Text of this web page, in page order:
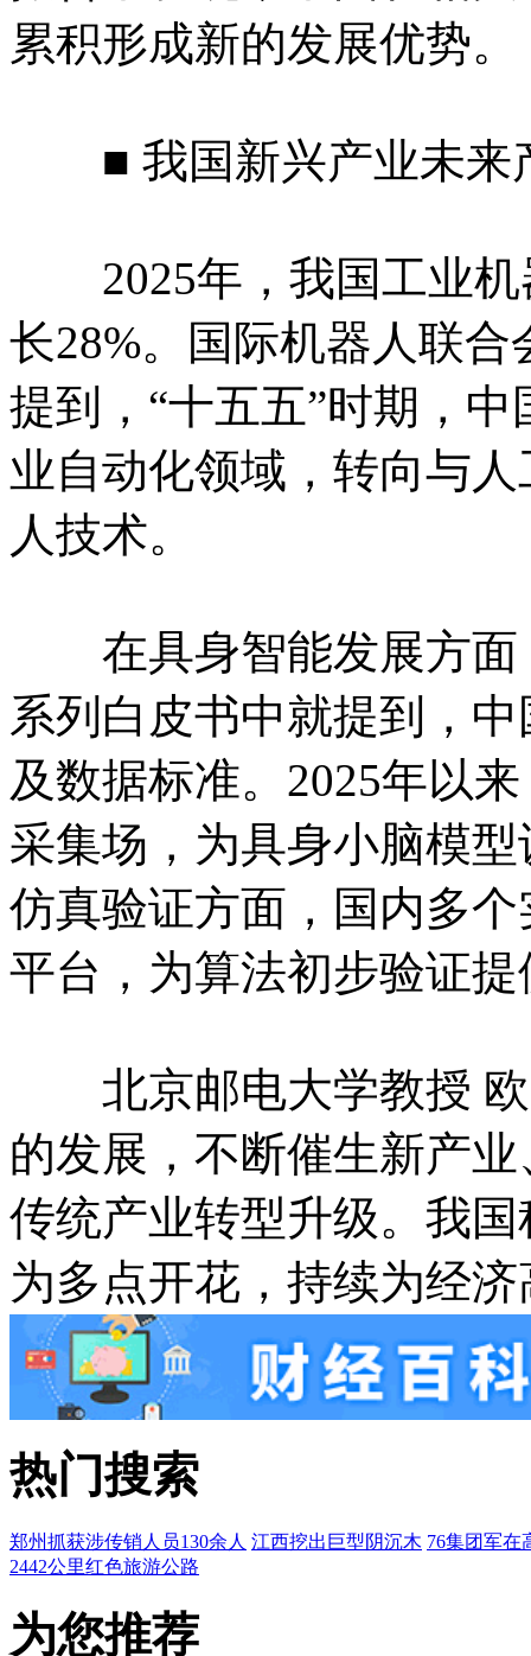
累积形成新的发展优势。
■ 我国新兴产业未来
2025年，我国工业机
长28%。国际机器人联
提到，“十五五”时期，
业自动化领域，转向与
人技术。
在具身智能发展方面
系列白皮书中就提到，
及数据标准。2025年以
采集场，为具身小脑模
仿真验证方面，国内多
平台，为算法初步验证
北京邮电大学教授 欧
的发展，不断催生新产
传统产业转型升级。我
为多点开花，持续为经
热门搜索
郑州抓获涉传销人员130余人 江西挖出巨型阴沉木 76集团军在
2442公里红色旅游公路
为您推荐